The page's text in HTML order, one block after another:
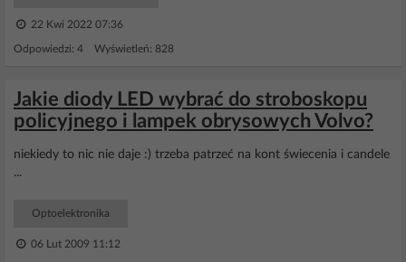
22 Kwi 2022 07:36
Odpowiedzi: 4 Wyświetleń: 828
Jakie diody LED wybrać do stroboskopu
policyjnego i lampek obrysowych Volvo?
niekiedy to nic nie daje :) trzeba patrzeć na kont świecenia i candele
...
Optoelektronika
06 Lut 2009 11:12